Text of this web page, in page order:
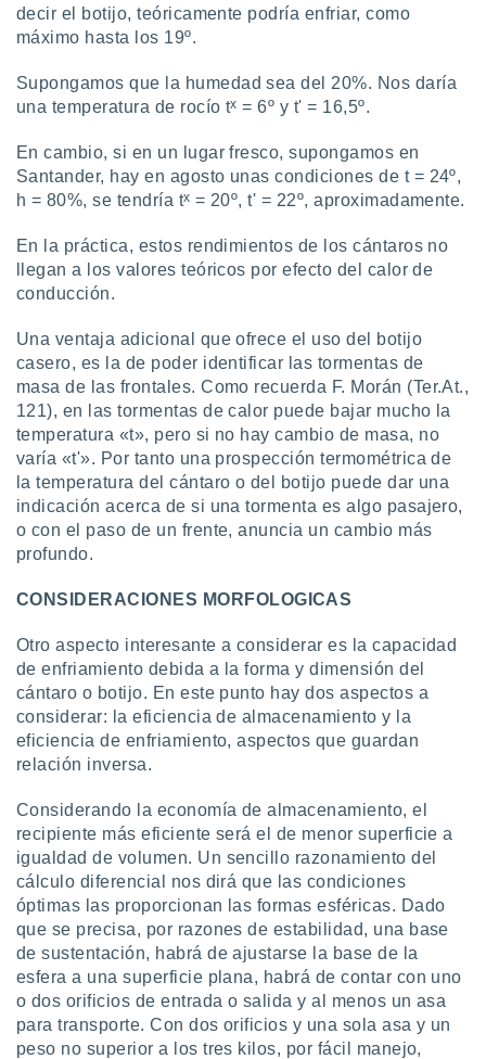
decir el botijo, teóricamente podría enfriar, como
máximo hasta los 19º.
Supongamos que la humedad sea del 20%. Nos daría
una temperatura de rocío tx = 6º y t' = 16,5º.
En cambio, si en un lugar fresco, supongamos en
Santander, hay en agosto unas condiciones de t = 24º,
h = 80%, se tendría tx = 20º, t' = 22º, aproximadamente.
En la práctica, estos rendimientos de los cántaros no
llegan a los valores teóricos por efecto del calor de
conducción.
Una ventaja adicional que ofrece el uso del botijo
casero, es la de poder identificar las tormentas de
masa de las frontales. Como recuerda F. Morán (Ter.At.,
121), en las tormentas de calor puede bajar mucho la
temperatura «t», pero si no hay cambio de masa, no
varía «t'». Por tanto una prospección termométrica de
la temperatura del cántaro o del botijo puede dar una
indicación acerca de si una tormenta es algo pasajero,
o con el paso de un frente, anuncia un cambio más
profundo.
CONSIDERACIONES MORFOLOGICAS
Otro aspecto interesante a considerar es la capacidad
de enfriamiento debida a la forma y dimensión del
cántaro o botijo. En este punto hay dos aspectos a
considerar: la eficiencia de almacenamiento y la
eficiencia de enfriamiento, aspectos que guardan
relación inversa.
Considerando la economía de almacenamiento, el
recipiente más eficiente será el de menor superficie a
igualdad de volumen. Un sencillo razonamiento del
cálculo diferencial nos dirá que las condiciones
óptimas las proporcionan las formas esféricas. Dado
que se precisa, por razones de estabilidad, una base
de sustentación, habrá de ajustarse la base de la
esfera a una superficie plana, habrá de contar con uno
o dos orificios de entrada o salida y al menos un asa
para transporte. Con dos orificios y una sola asa y un
peso no superior a los tres kilos, por fácil manejo,